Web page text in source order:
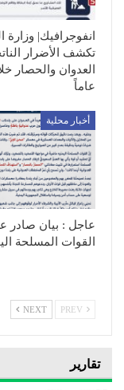
انفوجرافيك| وزارة
تكشف الأضرار
عاماً
أخبار محلية
عاجل : بيان صادر
القوات المسلحة
NEXT
تقارير